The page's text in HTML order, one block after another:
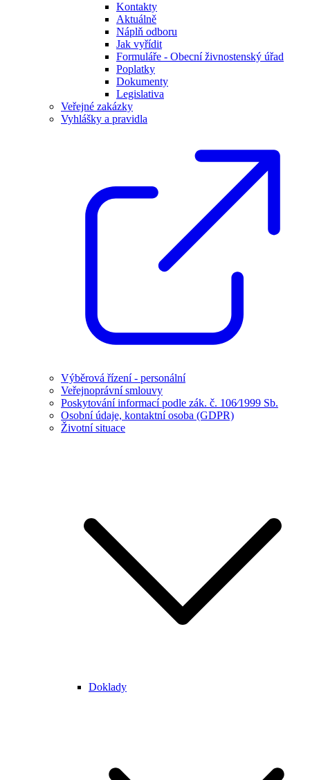
Kontakty
Aktuálně
Náplň odboru
Jak vyřídit
Formuláře - Obecní živnostenský úřad
Poplatky
Dokumenty
Legislativa
Veřejné zakázky
Vyhlášky a pravidla
Výběrová řízení - personální
Veřejnoprávní smlouvy
Poskytování informací podle zák. č. 106⁄1999 Sb.
Osobní údaje, kontaktní osoba (GDPR)
Životní situace
Doklady